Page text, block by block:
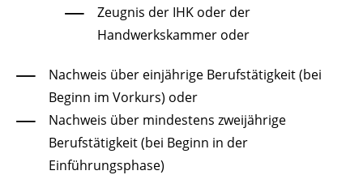
Zeugnis der IHK oder der
Handwerkskammer oder
Nachweis über einjährige Berufstätigkeit (bei
Beginn im Vorkurs) oder
Nachweis über mindestens zweijährige
Berufstätigkeit (bei Beginn in der
Einführungsphase)